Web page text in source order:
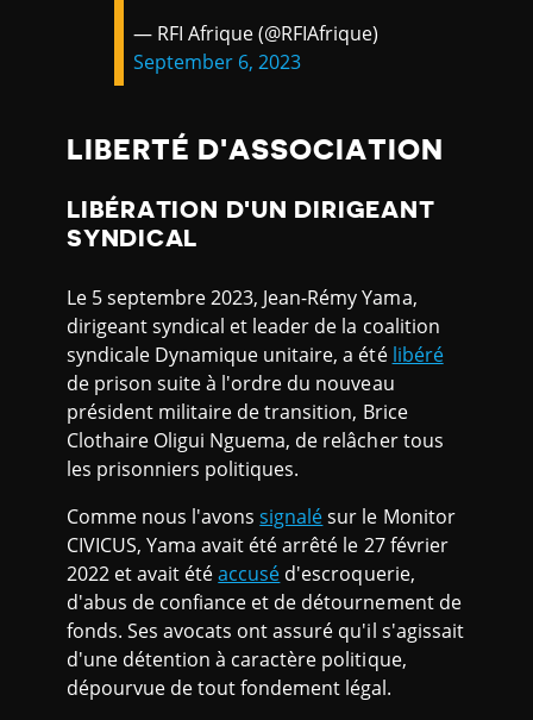
— RFI Afrique (@RFIAfrique)
September 6, 2023
LIBERTÉ D'ASSOCIATION
LIBÉRATION D'UN DIRIGEANT
SYNDICAL
Le 5 septembre 2023, Jean-Rémy Yama,
dirigeant syndical et leader de la coalition
syndicale Dynamique unitaire, a été libéré
de prison suite à l'ordre du nouveau
président militaire de transition, Brice
Clothaire Oligui Nguema, de relâcher tous
les prisonniers politiques.
Comme nous l'avonssignalésur le Monitor
CIVICUS, Yama avait été arrêté le 27 février
2022 et avait étéaccusé d'escroquerie,
d'abus de confiance et de détournement de
fonds. Ses avocats ont assuré qu'il s'agissait
d'une détention à caractère politique,
dépourvue de tout fondement légal.